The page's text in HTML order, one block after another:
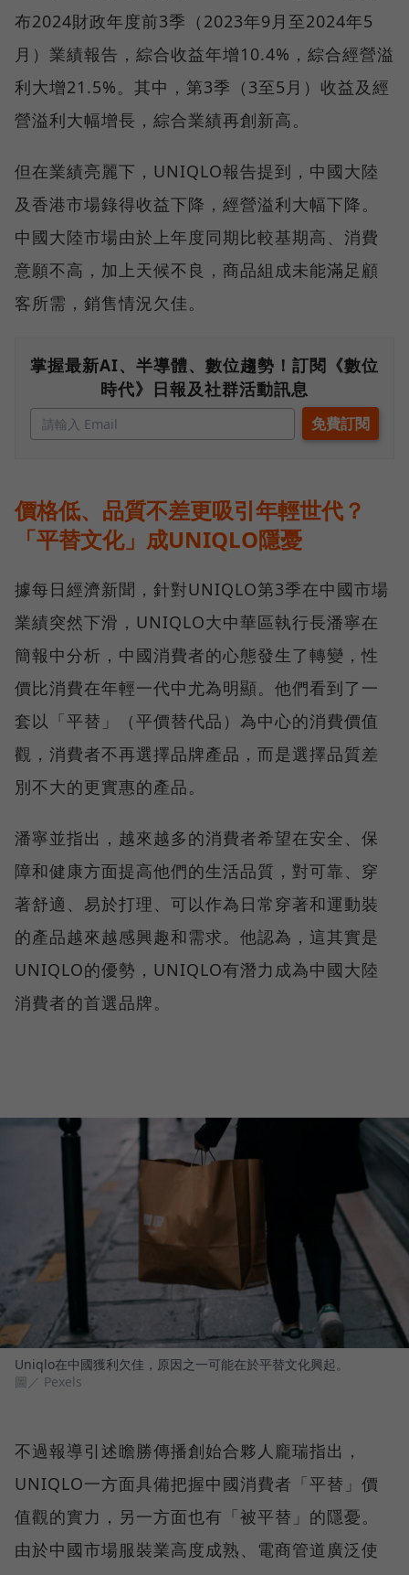
布2024財政年度前3季（2023年9月至2024年5
月）業績報告，綜合收益年增10.4%，綜合經營溢
利大增21.5%。其中，第3季（3至5月）收益及經
營溢利大幅增長，綜合業績再創新高。
但在業績亮麗下，UNIQLO報告提到，中國大陸
及香港市場錄得收益下降，經營溢利大幅下降。
中國大陸市場由於上年度同期比較基期高、消費
意願不高，加上天候不良，商品組成未能滿足顧
客所需，銷售情況欠佳。
掌握最新AI、半導體、數位趨勢！訂閱《數位
時代》日報及社群活動訊息
價格低、品質不差更吸引年輕世代？
「平替文化」成UNIQLO隱憂
據每日經濟新聞，針對UNIQLO第3季在中國市場
業績突然下滑，UNIQLO大中華區執行長潘寧在
簡報中分析，中國消費者的心態發生了轉變，性
價比消費在年輕一代中尤為明顯。他們看到了一
套以「平替」（平價替代品）為中心的消費價值
觀，消費者不再選擇品牌產品，而是選擇品質差
別不大的更實惠的產品。
潘寧並指出，越來越多的消費者希望在安全、保
障和健康方面提高他們的生活品質，對可靠、穿
著舒適、易於打理、可以作為日常穿著和運動裝
的產品越來越感興趣和需求。他認為，這其實是
UNIQLO的優勢，UNIQLO有潛力成為中國大陸
消費者的首選品牌。
Uniqlo在中國獲利欠佳，原因之一可能在於平替文化興起。
圖／ Pexels
不過報導引述瞻勝傳播創始合夥人龐瑞指出，
UNIQLO一方面具備把握中國消費者「平替」價
值觀的實力，另一方面也有「被平替」的隱憂。
由於中國市場服裝業高度成熟、電商管道廣泛使